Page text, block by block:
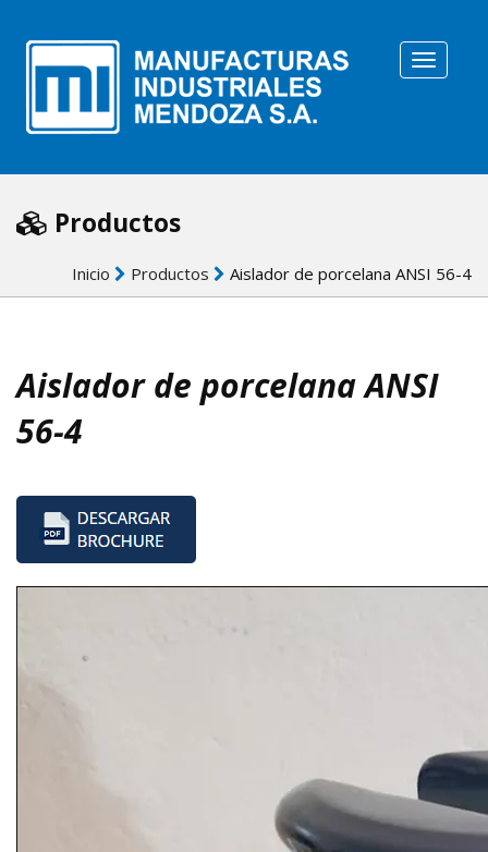
Toggle
N
Productos
Inicio Productos Aislador de porcelana ANSI 56-4
Aislador de porcelana ANSI
56-4